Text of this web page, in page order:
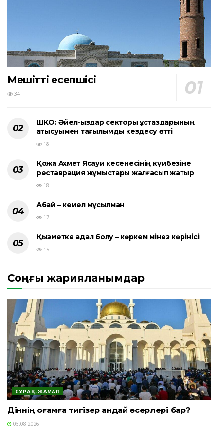
Мешіттің есепшісі
34
ШҚО: Әйел-қыздар секторы ұстаздарының
қатысуымен тағылымды кездесу өтті
18
Қожа Ахмет Ясауи кесенесінің күмбезіне
реставрация жұмыстары жалғасып жатыр
18
Абай – кемел мұсылман
17
Қызметке адал болу – көркем мінез көрінісі
15
Соңғы жарияланымдар
СҰРАҚ-ЖАУАП
Діннің қоғамға тигізер қандай әсерлері бар?
05.08.2026